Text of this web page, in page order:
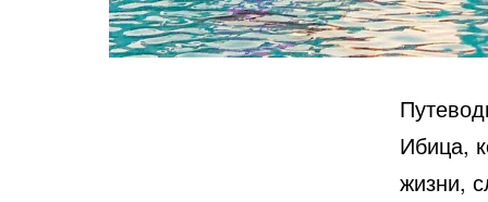
Ибица,
жизни,